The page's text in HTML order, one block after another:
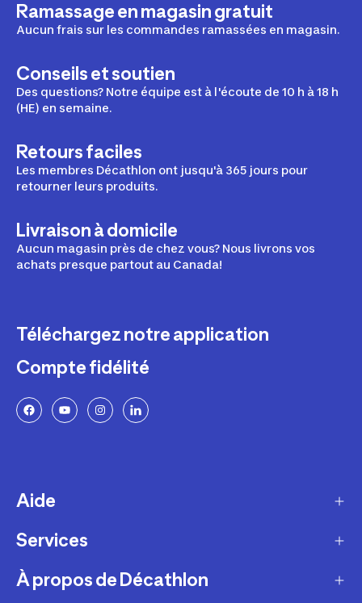
Ramassage en magasin gratuit
Aucun frais sur les commandes ramassées en magasin.
Conseils et soutien
Des questions? Notre équipe est à l'écoute de 10 h à 18 h
(HE) en semaine.
Retours faciles
Les membres Décathlon ont jusqu'à 365 jours pour
retourner leurs produits.
Livraison à domicile
Aucun magasin près de chez vous? Nous livrons vos
achats presque partout au Canada!
Téléchargez notre application
Compte fidélité
Aide
Livraison
Retours et échanges
Services
Programme de fidélité
À propos de Décathlon